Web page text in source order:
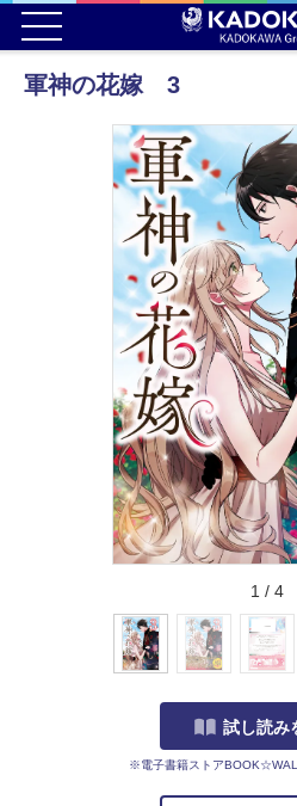
軍神の花嫁 3
1 / 4
試し読み
※電子書籍ストア